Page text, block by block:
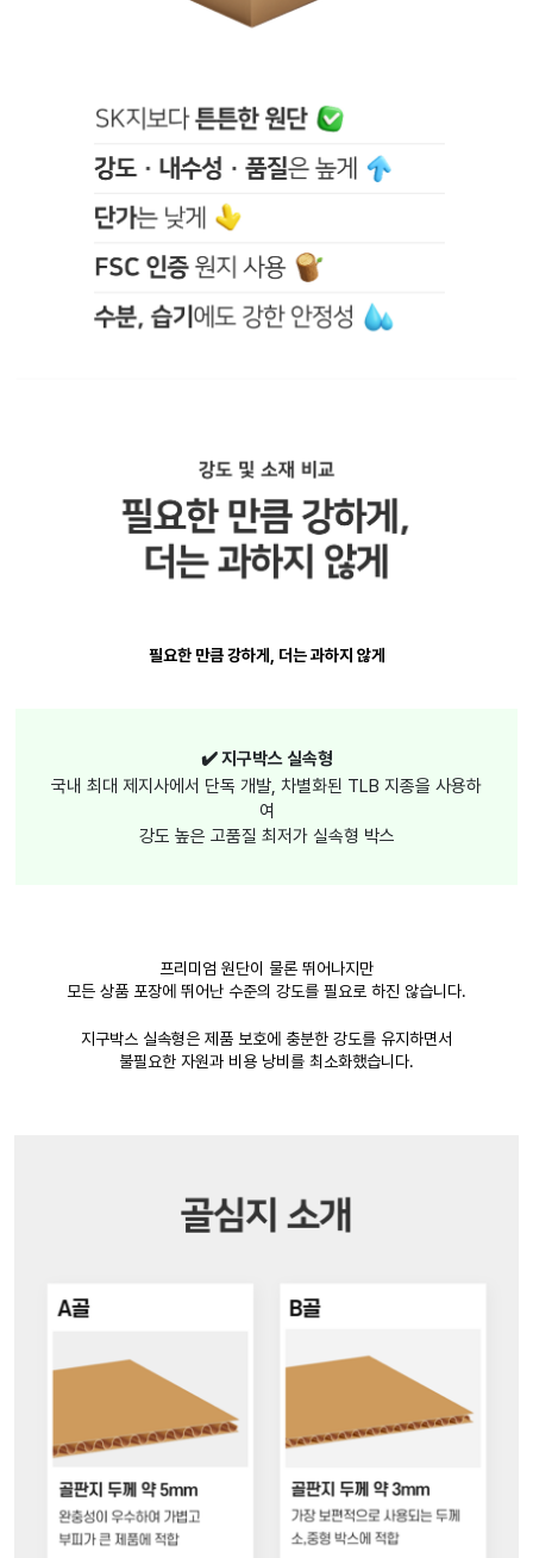
필요한 만큼 강하게, 더는 과하지 않게
✔️ 지구박스 실속형
국내 최대 제지사에서 단독 개발, 차별화된 TLB 지종을 사용하
여
강도 높은 고품질 최저가 실속형 박스
프리미엄 원단이 물론 뛰어나지만
모든 상품 포장에 뛰어난 수준의 강도를 필요로 하진 않습니다.
지구박스 실속형은 제품 보호에 충분한 강도를 유지하면서
불필요한 자원과 비용 낭비를 최소화했습니다.